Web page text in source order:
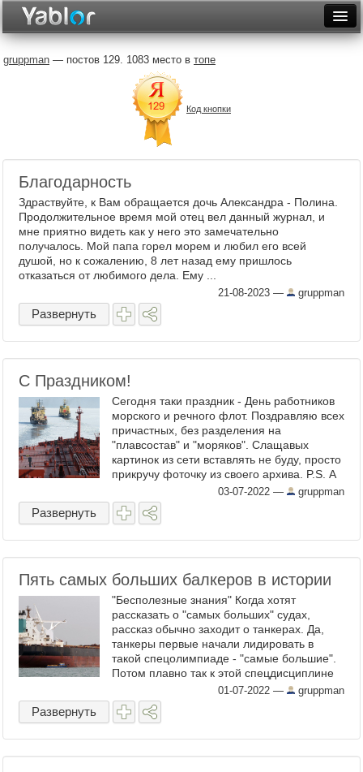
Неделя
Месяц
Рейтинги
Фототоп
Видеотоп
gruppman — постов 129. 1083 место в топе
Код кнопки
Благодарность
Здраствуйте, к Вам обращается дочь Александра - Полина.
Продолжительное время мой отец вел данный журнал, и
мне приятно видеть как у него это замечательно
получалось. Мой папа горел морем и любил его всей
душой, но к сожалению, 8 лет назад ему пришлось
отказаться от любимого дела. Ему ...
21-08-2023 — gruppman
Развернуть
С Праздником!
Сегодня таки праздник - День работников
морского и речного флот. Поздравляю всех
причастных, без разделения на
"плавсостав" и "моряков". Слащавых
картинок из сети вставлять не буду, просто
прикручу фоточку из своего архива. P.S. А
в семейном котле этот праздник
потихоньку ...
03-07-2022 — gruppman
Развернуть
Пять самых больших балкеров в истории
"Бесполезные знания" Когда хотят
рассказать о "самых больших" судах,
рассказ обычно заходит о танкерах. Да,
танкеры первые начали лидировать в
такой спецолимпиаде - "самые большие".
Потом плавно так к этой спецдисциплине
подключились контейнеровозы, эти тоже
могут похвастать в разделе ...
01-07-2022 — gruppman
Развернуть